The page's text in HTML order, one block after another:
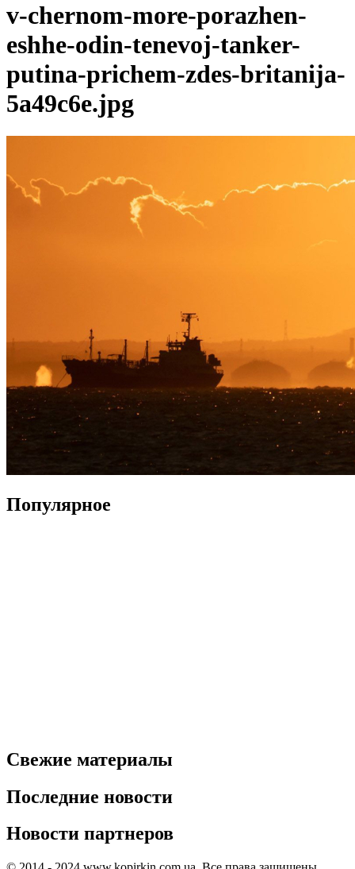
v-chernom-more-porazhen-
eshhe-odin-tenevoj-tanker-
putina-prichem-zdes-britanija-
5a49c6e.jpg
Популярное
Свежие материалы
Последние новости
Новости партнеров